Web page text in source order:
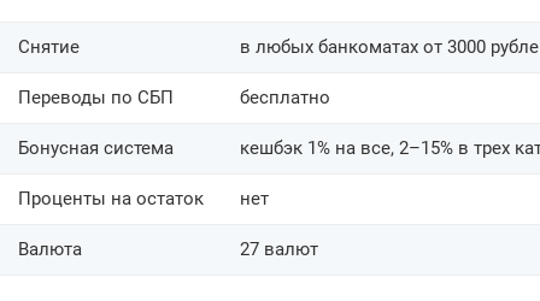
Снятие в любых банкоматах от 3000
Переводы по СБП бесплатно
Бонусная система кешбэк 1% на все, 2–15% в трех
Проценты на остаток нет
Валюта 27 валют